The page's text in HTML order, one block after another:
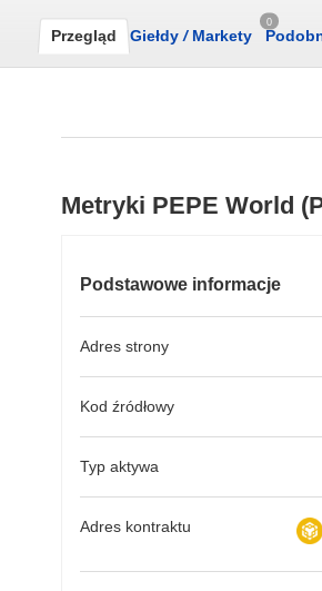
Przegląd Giełdy /Markety
0
Metryki PEPE World
Podstawowe informacje
Adres strony
Kod źródłowy
Typ aktywa
Adres kontraktu